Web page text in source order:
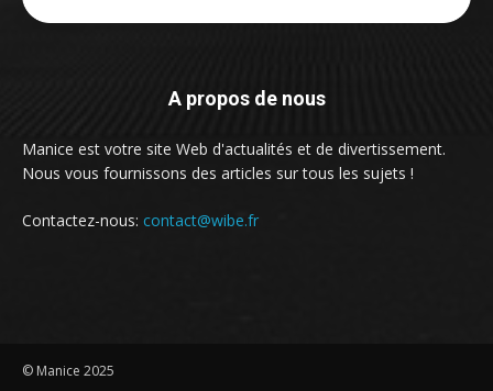
A propos de nous
Manice est votre site Web d'actualités et de divertissement.
Nous vous fournissons des articles sur tous les sujets !
Contactez-nous: contact@wibe.fr
© Manice 2025